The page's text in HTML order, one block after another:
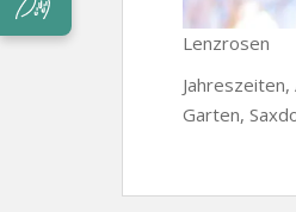
Lenzrosen
Garten,